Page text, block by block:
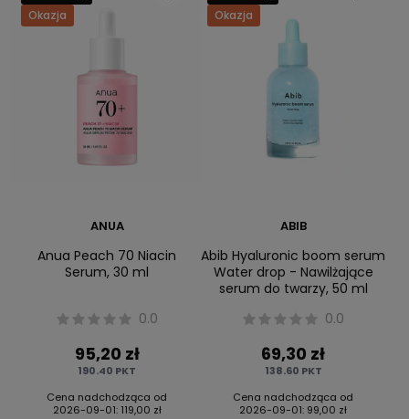
Okazja
ANUA
Anua Peach 70 Niacin
Serum, 30 ml
0.0
95,20 zł
190.40 PKT
Cena nadchodząca od
2026-09-01: 119,00 zł
Okazja
ABIB
Abib Hyaluronic boom serum
Water drop - Nawilżające
serum do twarzy, 50 ml
0.0
69,30 zł
138.60 PKT
Cena nadchodząca od
2026-09-01: 99,00 zł